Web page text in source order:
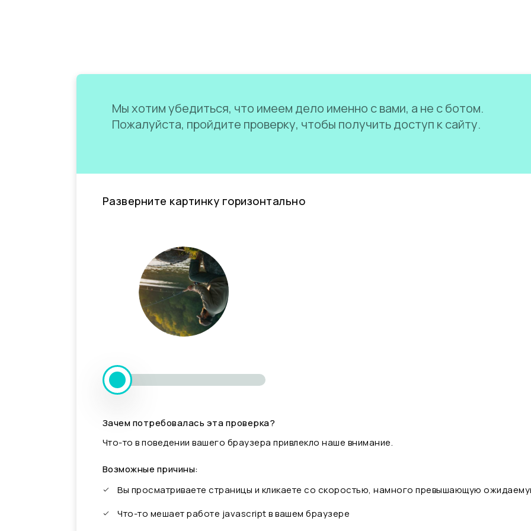
Мы хотим убедиться, что имеем дело именно с вами, а не с ботом.
Пожалуйста, пройдите проверку, чтобы получить доступ к сайту.
Разверните картинку горизонтально
Зачем потребовалась эта проверка?
Что-то в поведении вашего браузера привлекло наше внимание.
Возможные причины:
Вы просматриваете страницы и кликаете со скоростью, намного превышающую
Что-то мешает работе javascript в вашем браузере